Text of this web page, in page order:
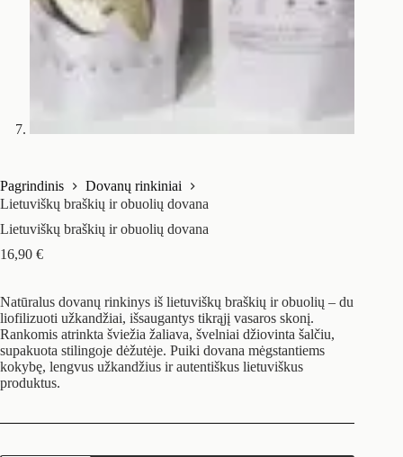
Pagrindinis
Dovanų rinkiniai
Lietuviškų braškių ir obuolių dovana
Lietuviškų braškių ir obuolių dovana
16,90 €
Natūralus dovanų rinkinys iš lietuviškų braškių ir obuolių – du
liofilizuoti užkandžiai, išsaugantys tikrąjį vasaros skonį.
Rankomis atrinkta šviežia žaliava, švelniai džiovinta šalčiu,
supakuota stilingoje dėžutėje. Puiki dovana mėgstantiems
kokybę, lengvus užkandžius ir autentiškus lietuviškus
produktus.